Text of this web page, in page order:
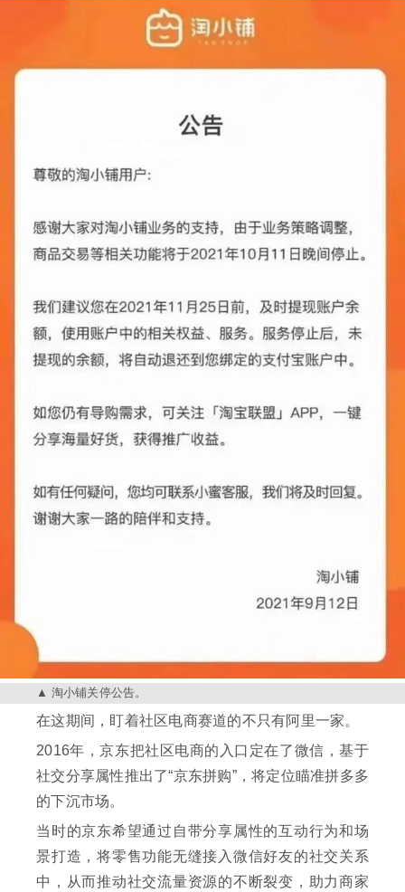
淘小铺关停公告。
在这期间，盯着社区电商赛道的不只有阿里一家。
2016年，京东把社区电商的入口定在了微信，基于
社交分享属性推出了“京东拼购”，将定位瞄准拼多多
的下沉市场。
当时的京东希望通过自带分享属性的互动行为和场
景打造，将零售功能无缝接入微信好友的社交关系
中，从而推动社交流量资源的不断裂变，助力商家